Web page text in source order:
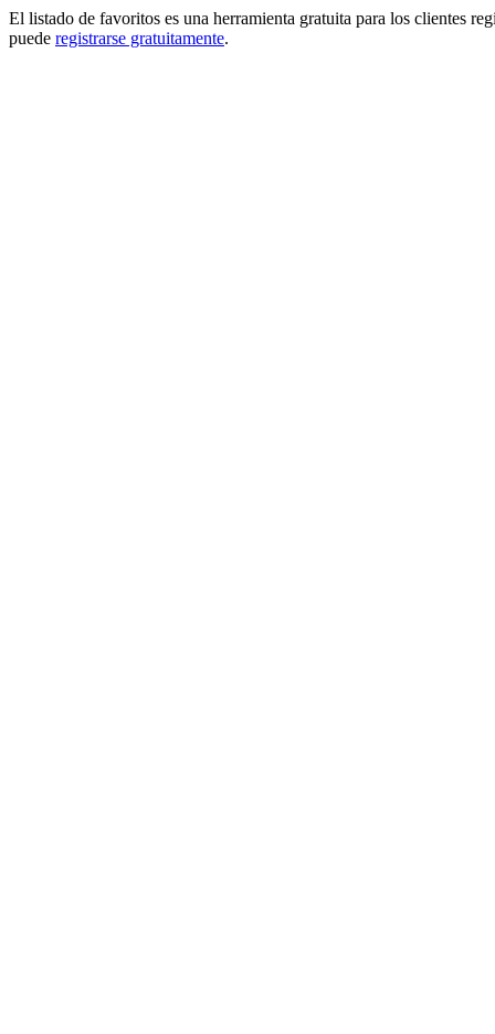
El listado de favoritos es una herramienta gratuita para los clientes
puede registrarse gratuitamente.